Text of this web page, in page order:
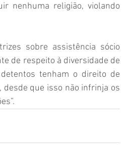
nenhuma religião, violando
sobre assistência sócio
de respeito à diversidade de
tenham o direito de
que isso não infrinja os